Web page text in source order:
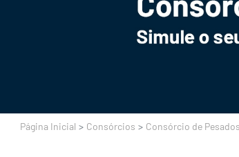
Página Inicial Consórcios Consórcio de Pesados